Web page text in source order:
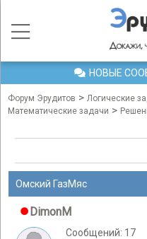
НОВЫЕ
Форум Эрудитов > Логические
Математические задачи >
Омский ГазМяс
DimonM
Сообщений: 17